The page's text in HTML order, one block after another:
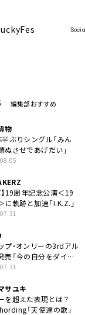
Social
編集部おすすめ
物
ぶりシングル「みん
ぬさせであげだい」
】19周年記念公演＜19
に軌跡と加速「I.K.Z.」
プ・オンリーの3rdアル
売「今の自分をダイレ
」
サユキ
を超えた表現とは？
「天使達の歌」